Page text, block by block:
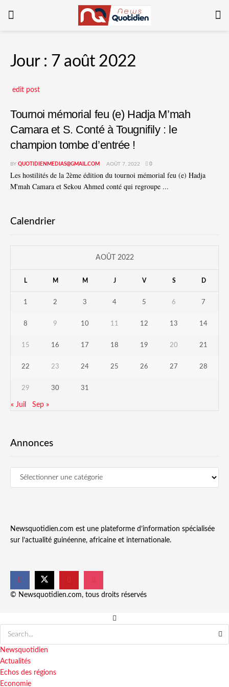
Jour : 7 août 2022
edit post
Tournoi mémorial feu (e) Hadja M’mah
Camara et S. Conté à Tougnifily : le
champion tombe d’entrée !
BY QUOTIDIENMEDIAS@GMAIL.COM AOÛT 7, 2022 0
Les hostilités de la 2ème édition du tournoi mémorial feu (e) Hadja
M'mah Camara et Sekou Ahmed conté qui regroupe ...
Calendrier
AOÛT 2022
L M M J V S D
1 2 3 4 5 6 7
8 9 10 11 12 13 14
15 16 17 18 19 20 21
22 23 24 25 26 27 28
29 30 31
« Juil Sep »
Annonces
Newsquotidien.com est une plateforme d’information spécialisée
sur l’actualité guinéenne, africaine et internationale.
© Newsquotidien.com, tous droits réservés
Newsquotidien
Actualités
Echos des régions
Economie